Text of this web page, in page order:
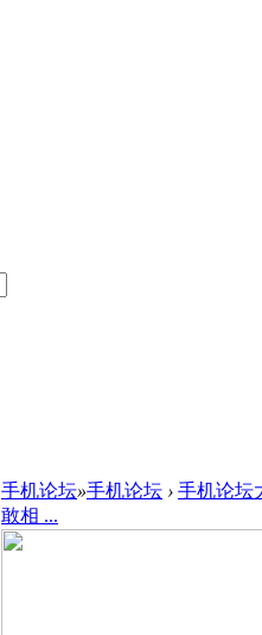
手机论坛»手机论坛 › 手机论坛
敢相 ...